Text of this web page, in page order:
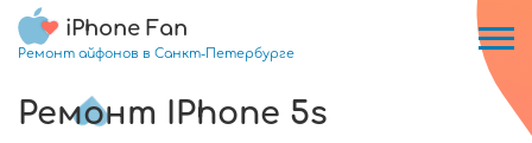
iPhone Fan
Ремонт айфонов в Санкт-Петербурге
Ремонт IPhone 5s